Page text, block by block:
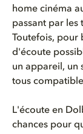
home cinéma
passant par les
Toutefois,
d'écoute
un appareil, un
tous
L'écoute en
chances pour